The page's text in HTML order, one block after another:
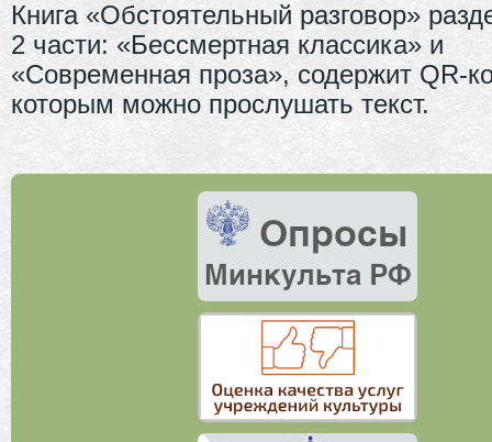
Книга «Обстоятельный разговор»
2 части: «Бессмертная классика» и
«Современная проза», содержит QR-
которым можно прослушать текст.